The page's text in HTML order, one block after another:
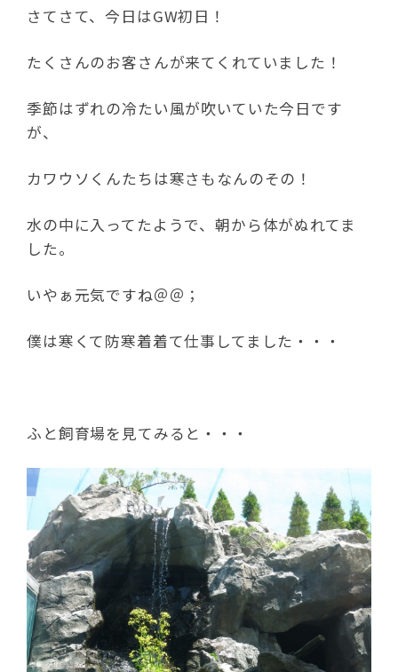
さてさて、今日はGW初日！
たくさんのお客さんが来てくれていました！
季節はずれの冷たい風が吹いていた今日です
が、
カワウソくんたちは寒さもなんのその！
水の中に入ってたようで、朝から体がぬれてま
した。
いやぁ元気ですね＠＠；
僕は寒くて防寒着着て仕事してました・・・
ふと飼育場を見てみると・・・